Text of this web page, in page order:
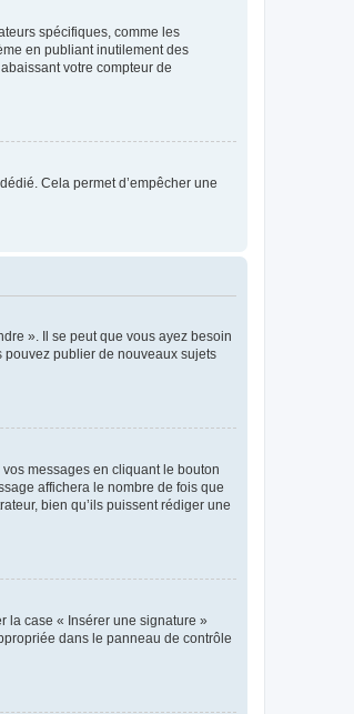
spécifiques, comme les
en publiant inutilement des
votre compteur de
Cela permet d’empêcher une
». Il se peut que vous ayez besoin
pouvez publier de nouveaux sujets
messages en cliquant le bouton
affichera le nombre de fois que
bien qu’ils puissent rédiger une
la case « Insérer une signature »
dans le panneau de contrôle